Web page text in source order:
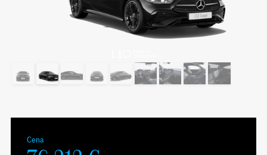
Cena